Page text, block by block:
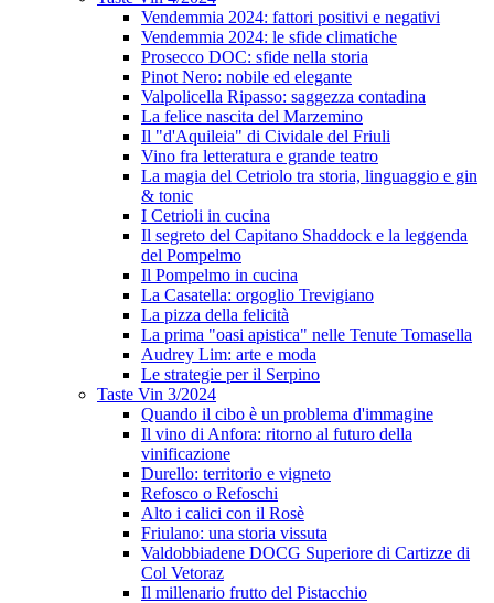
Vendemmia 2024: fattori positivi e negativi
Vendemmia 2024: le sfide climatiche
Prosecco DOC: sfide nella storia
Pinot Nero: nobile ed elegante
Valpolicella Ripasso: saggezza contadina
La felice nascita del Marzemino
Il "d'Aquileia" di Cividale del Friuli
Vino fra letteratura e grande teatro
La magia del Cetriolo tra storia, linguaggio e gin
& tonic
I Cetrioli in cucina
Il segreto del Capitano Shaddock e la leggenda
del Pompelmo
Il Pompelmo in cucina
La Casatella: orgoglio Trevigiano
La pizza della felicità
La prima "oasi apistica" nelle Tenute Tomasella
Audrey Lim: arte e moda
Le strategie per il Serpino
Taste Vin 3/2024
Quando il cibo è un problema d'immagine
Il vino di Anfora: ritorno al futuro della
vinificazione
Durello: territorio e vigneto
Refosco o Refoschi
Alto i calici con il Rosè
Friulano: una storia vissuta
Valdobbiadene DOCG Superiore di Cartizze di
Col Vetoraz
Il millenario frutto del Pistacchio